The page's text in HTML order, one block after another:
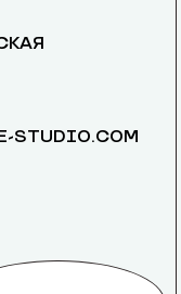
STUDIO.COM